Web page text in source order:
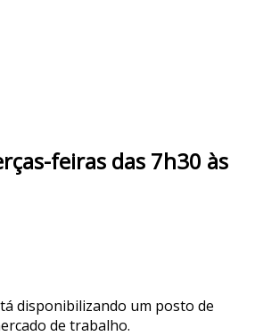
feiras das 7h30 às
disponibilizando um posto de
de trabalho.